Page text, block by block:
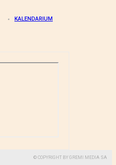
KALENDARIUM
© COPYRIGHT BY GREMI MEDIA SA